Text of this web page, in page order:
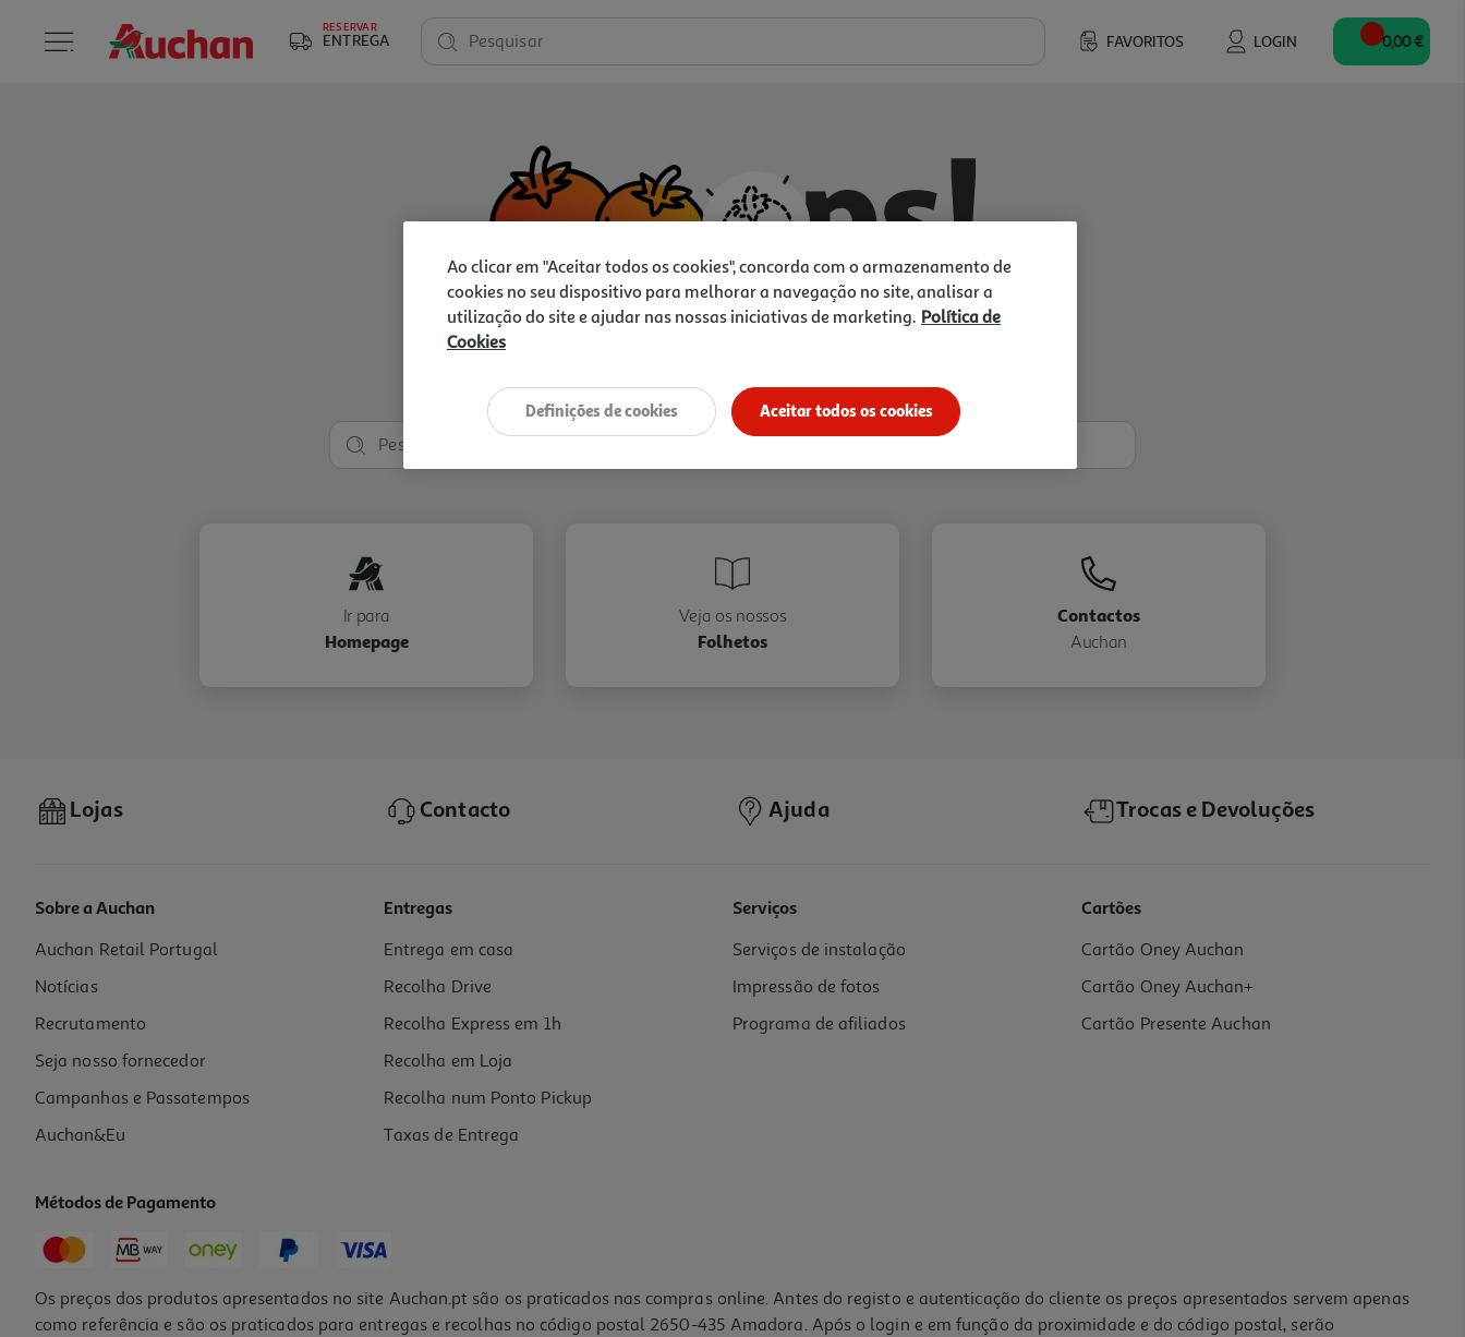
RESERVAR
ENTREGA FAVORITOS LOGIN
Pesquisar 0,00 €
Vamos tentar de novo?
Ir para
Homepage
Veja os nossos
Folhetos
Contactos
Auchan
Lojas Contacto Ajuda Trocas e Devoluções
Sobre a Auchan
Auchan Retail Portugal
Notícias
Recrutamento
Seja nosso fornecedor
Campanhas e Passatempos
Auchan&Eu
Entregas
Entrega em casa
Recolha Drive
Recolha Express em 1h
Recolha em Loja
Recolha num Ponto Pickup
Taxas de Entrega
Serviços
Serviços de instalação
Impressão de fotos
Programa de afiliados
Cartões
Cartão Oney Auchan
Cartão Oney Auchan+
Cartão Presente Auchan
Métodos de Pagamento
Os preços dos produtos apresentados no site Auchan.pt são os praticados nas compras online. Antes do registo e autenticação do cliente os preços apresentados servem apenas
como referência e são os praticados para entregas e recolhas no código postal 2650-435 Amadora. Após o login e em função da proximidade e do código postal, serão
Ao clicar em "Aceitar todos os cookies", concorda com o armazenamento de
cookies no seu dispositivo para melhorar a navegação no site, analisar a
utilização do site e ajudar nas nossas iniciativas de marketing. Política de
Cookies
Aceitar todos os cookies
Definições de cookies